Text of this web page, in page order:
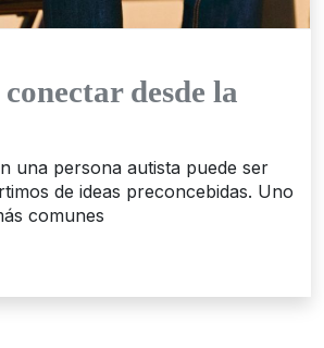
desde la
una persona autista puede ser
de ideas preconcebidas. Uno
comunes